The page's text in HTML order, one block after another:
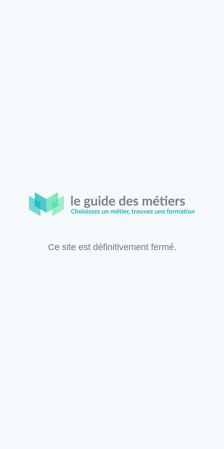
Ce site est définitivement fermé.